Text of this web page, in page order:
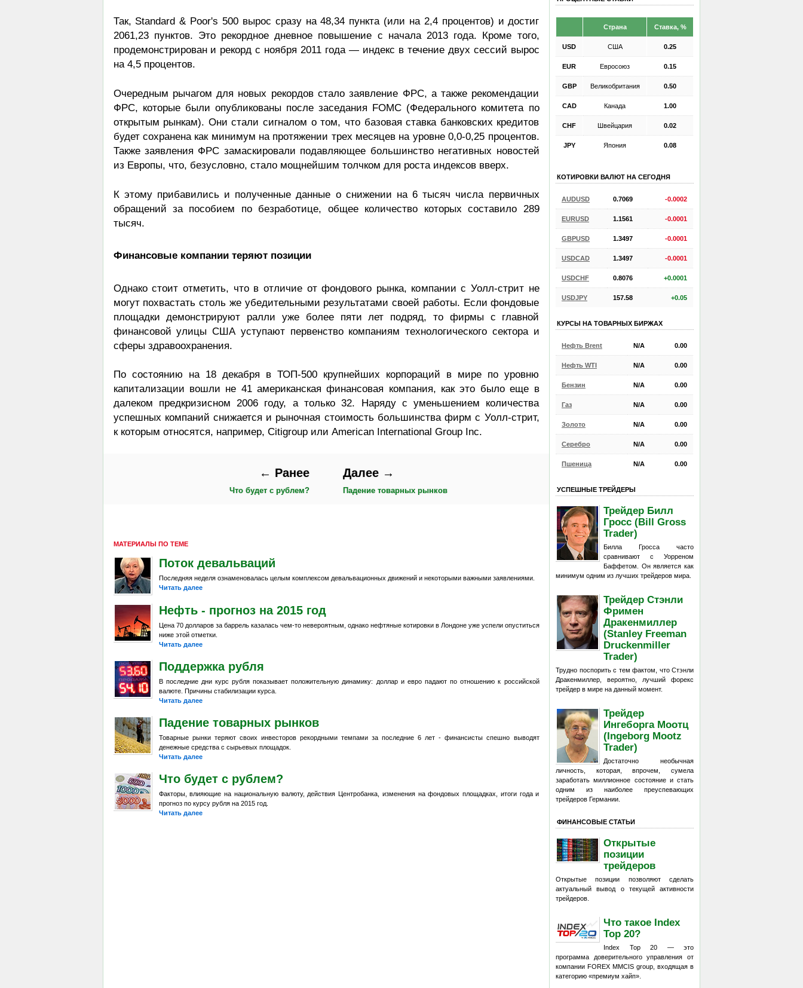
Так, Standard & Poor's 500 вырос сразу на 48,34 пункта (или на 2,4 процентов) и достиг
2061,23 пунктов. Это рекордное дневное повышение с начала 2013 года. Кроме того,
продемонстрирован и рекорд с ноября 2011 года — индекс в течение двух сессий вырос
на 4,5 процентов.
Очередным рычагом для новых рекордов стало заявление ФРС, а также рекомендации
ФРС, которые были опубликованы после заседания FOMC (Федерального комитета по
открытым рынкам). Они стали сигналом о том, что базовая ставка банковских кредитов
будет сохранена как минимум на протяжении трех месяцев на уровне 0,0-0,25 процентов.
Также заявления ФРС замаскировали подавляющее большинство негативных новостей
из Европы, что, безусловно, стало мощнейшим толчком для роста индексов вверх.
К этому прибавились и полученные данные о снижении на 6 тысяч числа первичных
обращений за пособием по безработице, общее количество которых составило 289
тысяч.
Финансовые компании теряют позиции
Однако стоит отметить, что в отличие от фондового рынка, компании с Уолл-стрит не
могут похвастать столь же убедительными результатами своей работы. Если фондовые
площадки демонстрируют ралли уже более пяти лет подряд, то фирмы с главной
финансовой улицы США уступают первенство компаниям технологического сектора и
сферы здравоохранения.
По состоянию на 18 декабря в ТОП-500 крупнейших корпораций в мире по уровню
капитализации вошли не 41 американская финансовая компания, как это было еще в
далеком предкризисном 2006 году, а только 32. Наряду с уменьшением количества
успешных компаний снижается и рыночная стоимость большинства фирм с Уолл-стрит,
к которым относятся, например, Citigroup или American International Group Inc.
← Ранее
Что будет с рублем?
Далее →
Падение товарных рынков
МАТЕРИАЛЫ ПО ТЕМЕ
Поток девальваций
Последняя неделя ознаменовалась целым комплексом девальвационных движений и некоторыми важными заявлениями.
Читать далее
Нефть - прогноз на 2015 год
Цена 70 долларов за баррель казалась чем-то невероятным, однако нефтяные котировки в Лондоне уже успели опуститься
ниже этой отметки.
Читать далее
Поддержка рубля
В последние дни курс рубля показывает положительную динамику: доллар и евро падают по отношению к российской
валюте. Причины стабилизации курса.
Читать далее
Падение товарных рынков
Товарные рынки теряют своих инвесторов рекордными темпами за последние 6 лет - финансисты спешно выводят
денежные средства с сырьевых площадок.
Читать далее
Что будет с рублем?
Факторы, влияющие на национальную валюту, действия Центробанка, изменения на фондовых площадках, итоги года и
прогноз по курсу рубля на 2015 год.
Читать далее
Страна Ставка, %
USD США 0.25
EUR Евросоюз 0.15
GBP Великобритания 0.50
CAD Канада 1.00
CHF Швейцария 0.02
JPY Япония 0.08
КОТИРОВКИ ВАЛЮТ НА СЕГОДНЯ
AUDUSD 0.7069 -0.0002
EURUSD 1.1561 -0.0001
GBPUSD 1.3497 -0.0001
USDCAD 1.3497 -0.0001
USDCHF 0.8076 +0.0001
USDJPY 157.58 +0.05
КУРСЫ НА ТОВАРНЫХ БИРЖАХ
Нефть Brent N/A 0.00
Нефть WTI N/A 0.00
Бензин N/A 0.00
Газ N/A 0.00
Золото N/A 0.00
Серебро N/A 0.00
Пшеница N/A 0.00
УСПЕШНЫЕ ТРЕЙДЕРЫ
Трейдер Билл
Гросс (Bill Gross
Trader)
Билла Гросса часто
сравнивают с Уорреном
Баффетом. Он является как
минимум одним из лучших трейдеров мира.
Трейдер Стэнли
Фримен
Дракенмиллер
(Stanley Freeman
Druckenmiller
Trader)
Трудно поспорить с тем фактом, что Стэнли
Дракенмиллер, вероятно, лучший форекс
трейдер в мире на данный момент.
Трейдер
Ингеборга Моотц
(Ingeborg Mootz
Trader)
Достаточно необычная
личность, которая, впрочем, сумела
заработать миллионное состояние и стать
одним из наиболее преуспевающих
трейдеров Германии.
ФИНАНСОВЫЕ СТАТЬИ
Открытые
позиции
трейдеров
Открытые позиции позволяют сделать
актуальный вывод о текущей активности
трейдеров.
Что такое Index
Top 20?
Index Top 20 — это
программа доверительного управления от
компании FOREX MMCIS group, входящая в
категорию «премиум хайп».